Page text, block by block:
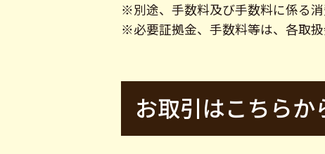
※別途、手数料及び手数料に係る消
※必要証拠金、手数料等は、各取扱
お取引はこちらか